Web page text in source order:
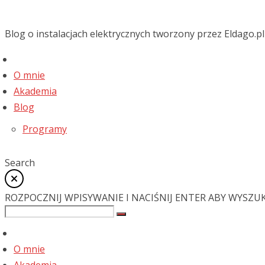
Blog o instalacjach elektrycznych tworzony przez Eldago.pl
O mnie
Akademia
Blog
Programy
Search
ROZPOCZNIJ WPISYWANIE I NACIŚNIJ ENTER ABY
O mnie